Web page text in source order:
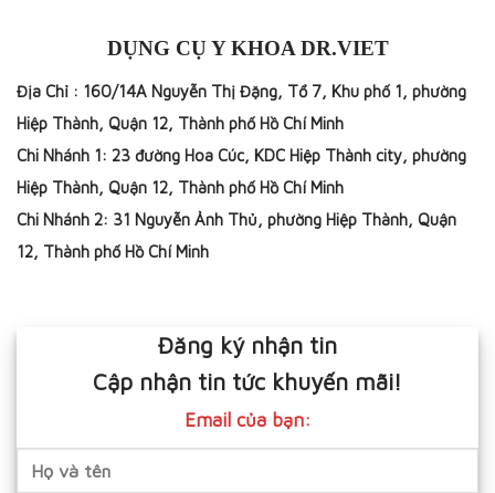
DỤNG CỤ Y KHOA DR.VIET
Địa Chỉ : 160/14A Nguyễn Thị Đặng, Tổ 7, Khu phố 1, phường
Hiệp Thành, Quận 12, Thành phố Hồ Chí Minh
Chi Nhánh 1: 23 đường Hoa Cúc, KDC Hiệp Thành city, phường
Hiệp Thành, Quận 12, Thành phố Hồ Chí Minh
Chi Nhánh 2: 31 Nguyễn Ảnh Thủ, phường Hiệp Thành, Quận
12, Thành phố Hồ Chí Minh
Đăng ký nhận tin
Cập nhận tin tức khuyến mãi!
Email của bạn: